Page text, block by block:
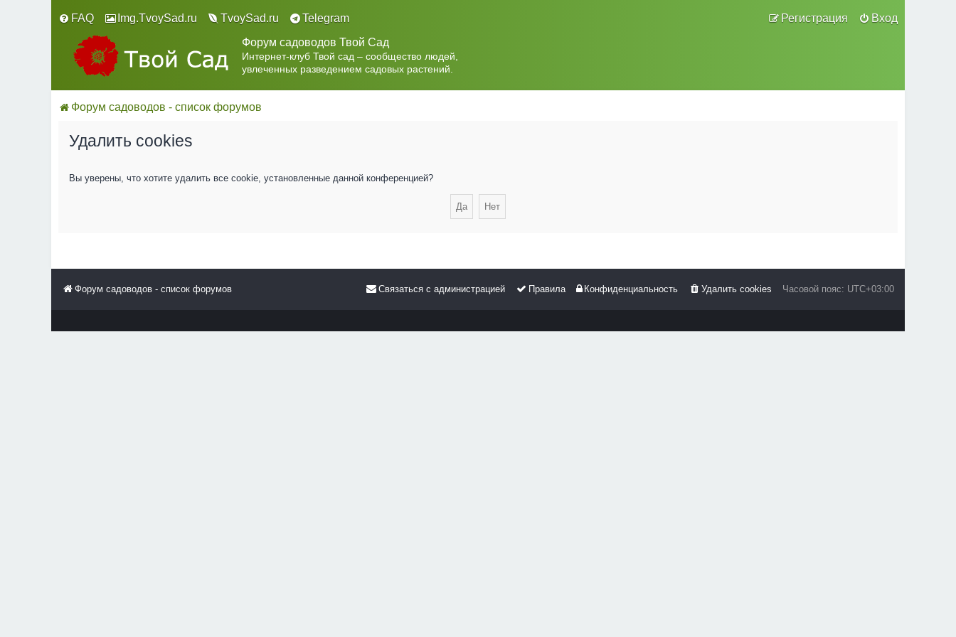
FAQ Вход
Регистрация
Img.TvoySad.ru TvoySad.ru
Telegram
Форум садоводов Твой Сад
Интернет-клуб Твой сад – сообщество людей,
увлеченных разведением садовых растений.
Форум садоводов - список форумов
Удалить cookies
Вы уверены, что хотите удалить все cookie, установленные данной конференцией?
Форум садоводов - список форумов Часовой пояс: UTC+03:00
Удалить cookies
Конфиденциальность
Правила
Связаться с администрацией